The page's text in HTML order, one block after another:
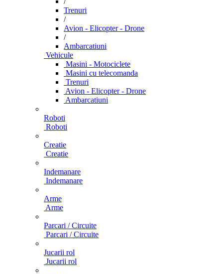
Trenuri
/
Avion - Elicopter - Drone
/
Ambarcatiuni
Vehicule
Masini - Motociclete
Masini cu telecomanda
Trenuri
Avion - Elicopter - Drone
Ambarcatiuni
Roboti
Roboti
Creatie
Creatie
Indemanare
Indemanare
Arme
Arme
Parcari / Circuite
Parcari / Circuite
Jucarii rol
Jucarii rol